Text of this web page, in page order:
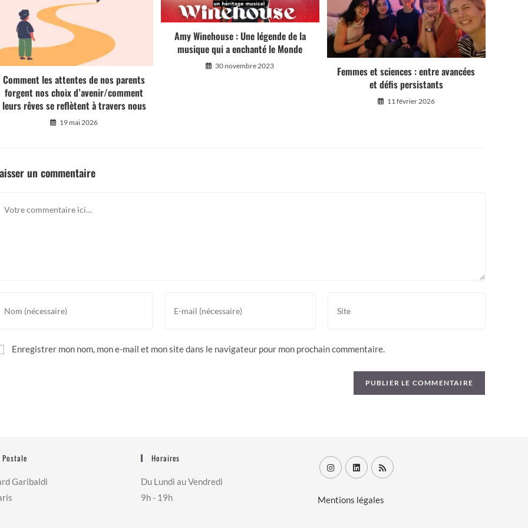
Comment les attentes de nos parents
forgent nos choix d’avenir/comment
leurs rêves se reflètent à travers nous
19 mai 2026
Amy Winehouse : Une légende de la
musique qui a enchanté le Monde
30 novembre 2023
Femmes et sciences : entre avancées
et défis persistants
11 février 2026
un commentaire
Enregistrer mon nom, mon e-mail et mon site dans le navigateur pour mon prochain commentaire.
Postale
Garibaldi
Horaires
Du Lundi au Vendredi
9h - 19h
Mentions légales